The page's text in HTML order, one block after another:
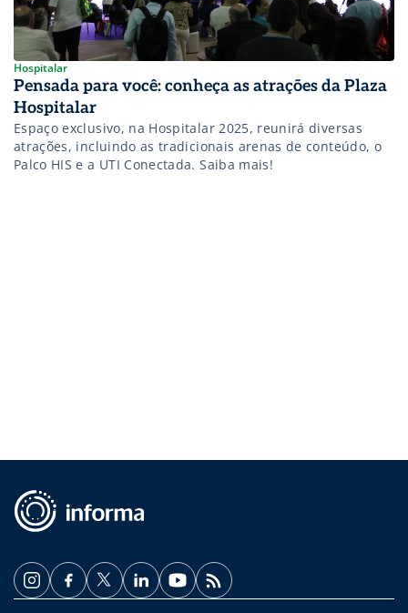
Hospitalar
Pensada para você: conheça as atrações da Plaza
Hospitalar
Espaço exclusivo, na Hospitalar 2025, reunirá diversas
atrações, incluindo as tradicionais arenas de conteúdo, o
Palco HIS e a UTI Conectada. Saiba mais!